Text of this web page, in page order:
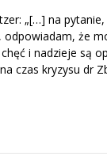
„[…] na
odpowiadam, że
i nadzieje są
czas kryzysu dr